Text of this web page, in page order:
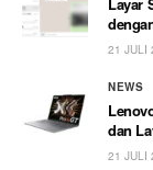
21 JULI
NEWS
dan
21 JULI